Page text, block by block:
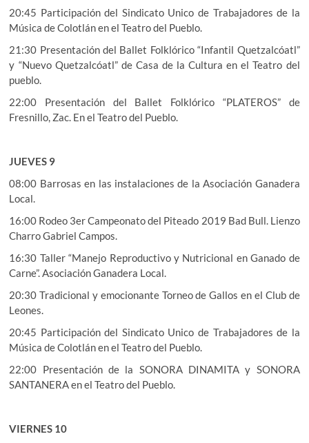
20:45 Participación del Sindicato Unico de Trabajadores de la
Música de Colotlán en el Teatro del Pueblo.
21:30 Presentación del Ballet Folklórico “Infantil Quetzalcóatl”
y “Nuevo Quetzalcóatl” de Casa de la Cultura en el Teatro del
pueblo.
22:00 Presentación del Ballet Folklórico “PLATEROS” de
Fresnillo, Zac. En el Teatro del Pueblo.
JUEVES 9
08:00 Barrosas en las instalaciones de la Asociación Ganadera
Local.
16:00 Rodeo 3er Campeonato del Piteado 2019 Bad Bull. Lienzo
Charro Gabriel Campos.
16:30 Taller “Manejo Reproductivo y Nutricional en Ganado de
Carne”. Asociación Ganadera Local.
20:30 Tradicional y emocionante Torneo de Gallos en el Club de
Leones.
20:45 Participación del Sindicato Unico de Trabajadores de la
Música de Colotlán en el Teatro del Pueblo.
22:00 Presentación de la SONORA DINAMITA y SONORA
SANTANERA en el Teatro del Pueblo.
VIERNES 10